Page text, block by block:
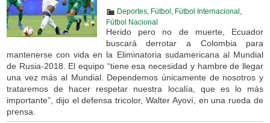
Deportes, Fútbol Fútbol Internacional
Fútbol Nacional
Herido pero no de muerte, Ecuador
buscará derrotar a Colombia para
mantenerse con vida en la Eliminatoria sudamericana al Mundial
de Rusia-2018. El equipo “tiene esa necesidad y hambre de llegar
una vez más al Mundial. Dependemos únicamente de nosotros y
trataremos de hacer respetar nuestra localía, que es lo más
importante”, dijo el defensa tricolor, Walter Ayoví, en una rueda de
prensa.